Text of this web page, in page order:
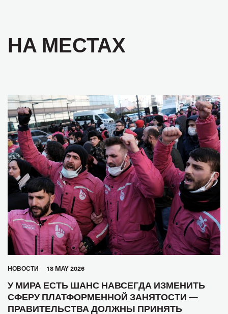
НА МЕСТАХ
HОВОСТИ 18 MAY 2026
У МИРА ЕСТЬ ШАНС НАВСЕГДА ИЗМЕНИТЬ
СФЕРУ ПЛАТФОРМЕННОЙ ЗАНЯТОСТИ —
ПРАВИТЕЛЬСТВА ДОЛЖНЫ ПРИНЯТЬ